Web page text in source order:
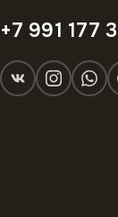
+7 991 177